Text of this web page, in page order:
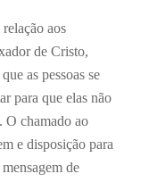
aos
de Cristo,
as pessoas se
para que elas não
O chamado ao
e disposição para
de